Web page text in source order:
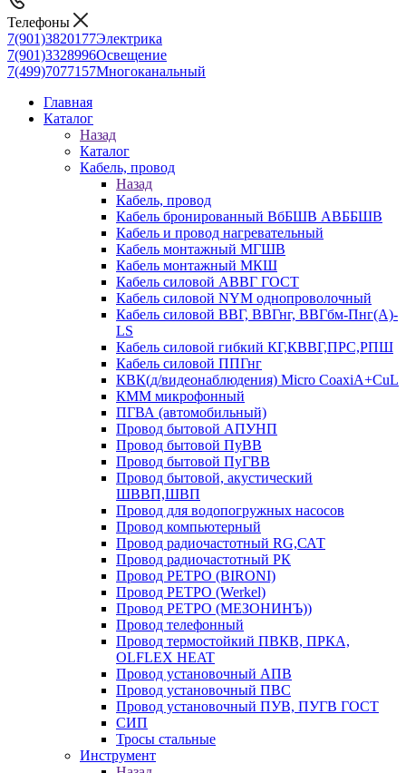
Телефоны
7(901)3820177Электрика
7(901)3328996Освещение
7(499)7077157Многоканальный
Главная
Каталог
Назад
Каталог
Кабель, провод
Назад
Кабель, провод
Кабель бронированный ВбБШВ АВББШВ
Кабель и провод нагревательный
Кабель монтажный МГШВ
Кабель монтажный МКШ
Кабель силовой АВВГ ГОСТ
Кабель силовой NYM однопроволочный
Кабель силовой ВВГ, ВВГнг, ВВГбм-Пнг(А)-
LS
Кабель силовой гибкий КГ,КВВГ,ПРС,РПШ
Кабель силовой ППГнг
КВК(д/видеонаблюдения) Micro CoaxiA+CuL
КММ микрофонный
ПГВА (автомобильный)
Провод бытовой АПУНП
Провод бытовой ПуВВ
Провод бытовой ПуГВВ
Провод бытовой, акустический
ШВВП,ШВП
Провод для водопогружных насосов
Провод компьютерный
Провод радиочастотный RG,САТ
Провод радиочастотный РК
Провод РЕТРО (BIRONI)
Провод РЕТРО (Werkel)
Провод РЕТРО (МЕЗОНИНЪ))
Провод телефонный
Провод термостойкий ПВКВ, ПРКА,
OLFLEX HEAT
Провод установочный АПВ
Провод установочный ПВС
Провод установочный ПУВ, ПУГВ ГОСТ
СИП
Тросы стальные
Инструмент